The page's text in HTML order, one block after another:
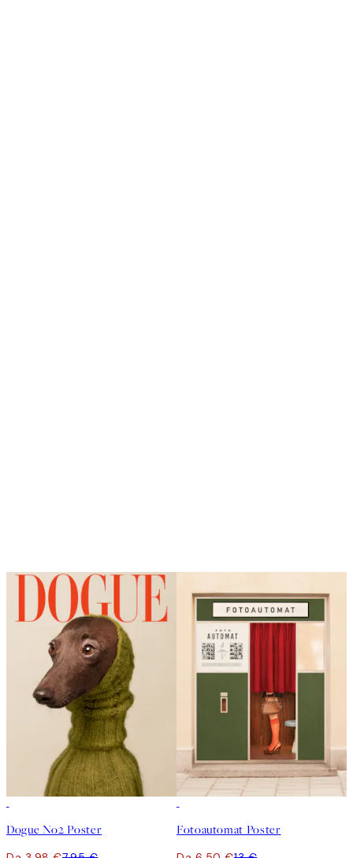
Dogue No2 Poster Fotoautomat Poster